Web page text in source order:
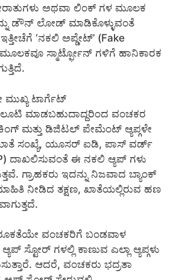
ಅಥವಾ ಲಿಂಕ್ ಗಳ ಮೂಲಕ
ಡೌನ್ ಲೋಡ್ ಮಾಡಿಕೊಳ್ಳುವಂತೆ
‘ನಕಲಿ ಅಪ್ಡೇಟ್’ (Fake
ಸ್ಮಾರ್ಟ್ಫೋನ್ ಗಳಿಗೆ ಹಾನಿಕಾರಕ
ಮುಖ್ಯ ಟಾರ್ಗೆಟ್
ಲೂಟಿ ಮಾಡಬಹುದಾದ್ದರಿಂದ ವಂಚಕರ
ಮತ್ತು ಡಿಜಿಟಲ್ ಪೇಮೆಂಟ್ ಆ್ಯಪ್ಗಳೇ
ಖಾತೆ ಸಂಖ್ಯೆ, ಯೂಸರ್ ಐಡಿ, ಪಾಸ್ ವರ್ಡ್
ದಾಖಲಿಸುವಂತೆ ಈ ನಕಲಿ ಆ್ಯಪ್ ಗಳು
ಗ್ರಾಹಕರು ಇದನ್ನು ನಿಜವಾದ ಬ್ಯಾಂಕ್
ನೀಡಿದ ತಕ್ಷಣ, ಖಾತೆಯಲ್ಲಿರುವ ಹಣ
ವಂಚಕರಿಗೆ ಬಂಡವಾಳ
ಸ್ಟೋರ್ ಗಳಲ್ಲಿ ಕಾಣುವ ಎಲ್ಲಾ ಆ್ಯಪ್ಗಳು
ಆದರೆ, ವಂಚಕರು ಭದ್ರತಾ